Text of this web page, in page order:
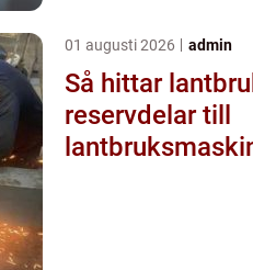
01 augusti 2026 admin
Så hittar
reservdelar till